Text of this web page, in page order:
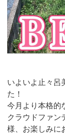
いよいよ止々呂
た！
今月より本格的
クラウドファン
様、お楽しみに